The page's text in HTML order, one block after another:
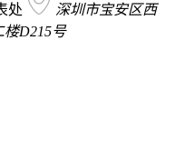
处
深圳市宝安区西
D215号